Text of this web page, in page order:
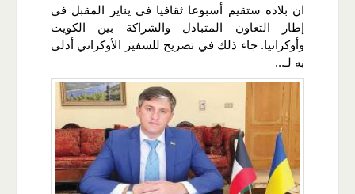
ان بلاده ستقيم أسبوعا ثقافيا في يناير المقبل في
إطار التعاون المتبادل والشراكة بين الكويت
وأوكرانيا. جاء ذلك في تصريح للسفير الأوكراني أدلى
به لـ...